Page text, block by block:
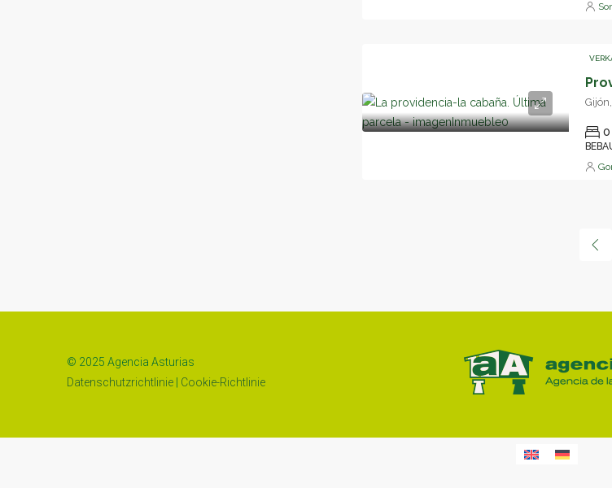
0
© 2025 Agencia Asturias
Datenschutzrichtlinie
Cookie-Richtlinie